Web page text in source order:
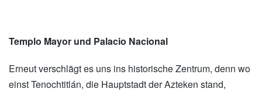
Templo Mayor und Palacio Nacional
Erneut verschlägt es uns ins historische Zentrum, denn wo
einst Tenochtitlán, die Hauptstadt der Azteken stand,